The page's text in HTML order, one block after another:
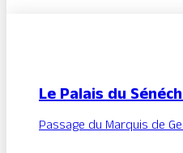
Le Palais du
Passage du Marquis de